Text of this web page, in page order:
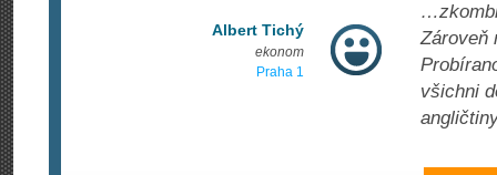
Albert Tichý
ekonom
Praha 1
Zároveň
všichni